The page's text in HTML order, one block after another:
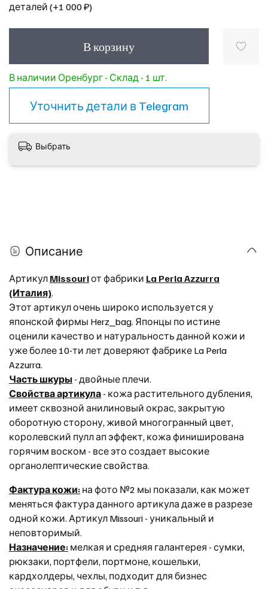
В корзину
В наличии Оренбург - Склад - 1 шт.
Уточнить детали вTelegram
деталей (+1 000 ₽)
Выбрать
Описание
Артикул Missouriот фабрики La Perla Azzurra
(Италия).
Этот артикул очень широко используется у
японской фирмы Herz_bag. Японцы по истине
оценили качество и натуральность данной кожи и
уже более 10-ти лет доверяют фабрике La Perla
Azzurra.
Часть шкуры - двойные плечи.
Свойства артикула - кожа растительного дубления,
имеет сквозной анилиновый окрас, закрытую
оборотную сторону, живой многогранный цвет,
королевский пулл ап эффект, кожа финиширована
горячим воском - все это создает высокие
органолептические свойства.
Фактура кожи: на фото №2 мы показали, как может
меняться фактура данного артикула даже в разрезе
одной кожи. Артикул Missouri - уникальный и
неповторимый.
Назначение: мелкая и средняя галантерея - сумки,
рюкзаки, портфели, портмоне, кошельки,
кардхолдеры, чехлы, подходит для бизнес